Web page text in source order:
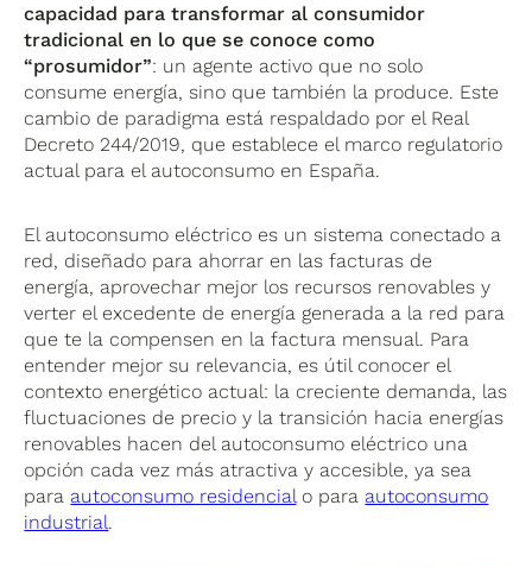
capacidad para transformar al consumidor
tradicional en lo que se conoce como
“prosumidor”: un agente activo que no solo
consume energía, sino que también la produce. Este
cambio de paradigma está respaldado por el Real
Decreto 244/2019, que establece el marco regulatorio
actual para el autoconsumo en España.
El autoconsumo eléctrico es un sistema conectado a
red, diseñado para ahorrar en las facturas de
energía, aprovechar mejor los recursos renovables y
verter el excedente de energía generada a la red para
que te la compensen en la factura mensual. Para
entender mejor su relevancia, es útil conocer el
contexto energético actual: la creciente demanda, las
fluctuaciones de precio y la transición hacia energías
renovables hacen del autoconsumo eléctrico una
opción cada vez más atractiva y accesible, ya sea
para autoconsumo residencial o para autoconsumo
industrial.